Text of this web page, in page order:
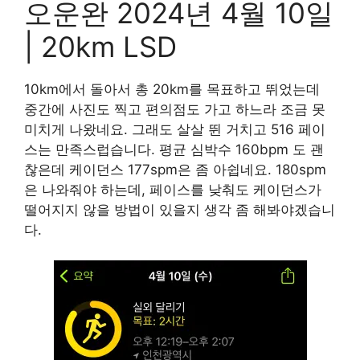
오운완 2024년 4월 10일
| 20km LSD
10km에서 돌아서 총 20km를 목표하고 뛰었는데
중간에 사진도 찍고 편의점도 가고 하느라 조금 못
미치게 나왔네요. 그래도 살살 뛴 거치고 516 페이
스는 만족스럽습니다. 평균 심박수 160bpm 도 괜
찮은데 케이던스 177spm은 좀 아쉽네요. 180spm
은 나와줘야 하는데, 페이스를 낮춰도 케이던스가
떨어지지 않을 방법이 있을지 생각 좀 해봐야겠습니
다.